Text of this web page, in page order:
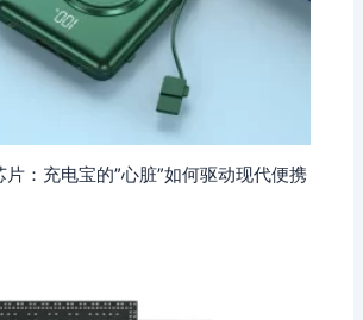
：充电宝的”心脏”如何驱动现代便携